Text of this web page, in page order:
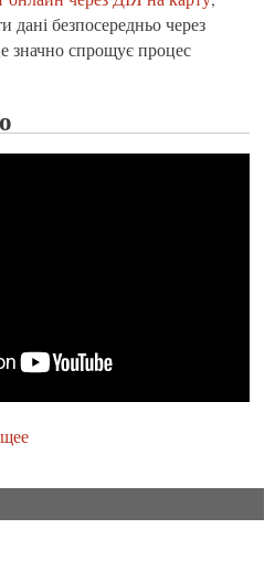
дані безпосередньо через
значно спрощує процес